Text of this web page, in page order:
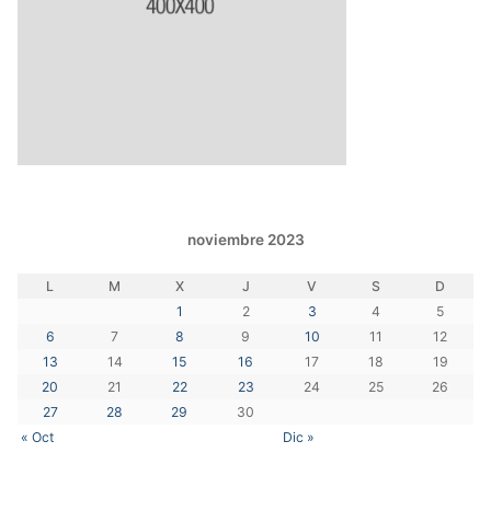
noviembre 2023
L M X J V S D
« Oct Dic »
1 2 3 4
5
6
7 8 9 10 11
12
13
14 15 16 17 18
19
20
21 22 23 24 25
26
27
28 29 30